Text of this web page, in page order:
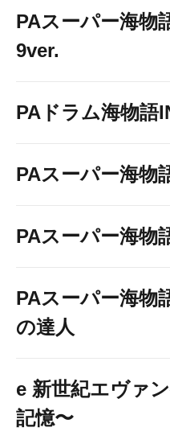
PAスーパー海物
9ver.
PAドラム海物語
PAスーパー海物
PAスーパー海物
PAスーパー海物
の達人
e 新世紀エヴァ
記憶〜